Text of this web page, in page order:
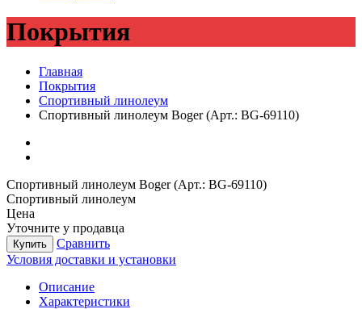
Покрытия
Главная
Покрытия
Спортивный линолеум
Спортивный линолеум Boger (Арт.: BG-69110)
Спортивный линолеум Boger (Арт.: BG-69110)
Спортивный линолеум
Цена
Уточните у продавца
Купить
Сравнить
Условия доставки и установки
Описание
Характеристики